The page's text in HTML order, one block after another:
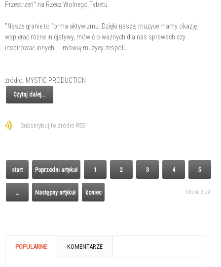
Przestrzeń" na Rzecz Wolnego Tybetu.
"Nasze granie to forma aktywizmu. Dzięki naszej muzyce mamy okazję
wspierać różne inicjatywy, mówić o ważnych dla nas sprawach czy
inspirować innych." - mówią muzycy zespołu.
źródło: MYSTIC PRODUCTION
Czytaj dalej...
Subskrybuj to źródło RSS
start Poprzedni artykuł 1 2 3 4 5
… Następny artykuł koniec Strona 3 z 9
POPULARNE KOMENTARZE